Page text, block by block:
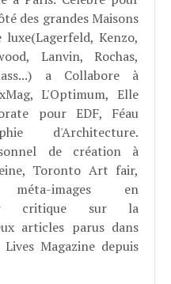
des grandes Maisons
luxe(Lagerfeld, Kenzo,
Lanvin, Rochas,
a Collabore à
L'Optimum, Elle
pour EDF, Féau
d'Architecture.
de création à
Toronto Art fair,
méta-images en
critique sur la
articles parus dans
Magazine depuis